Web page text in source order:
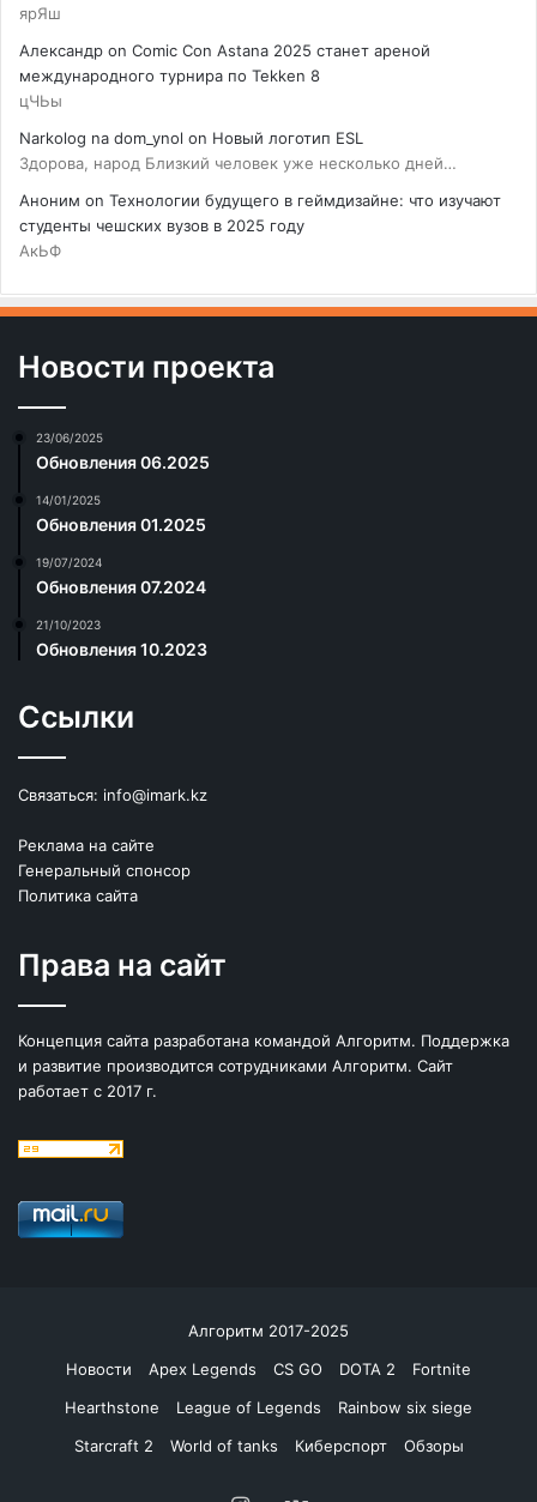
ярЯш
Александр on Comic Con Astana 2025 станет ареной
международного турнира по Tekken 8
цЧЬы
Narkolog na dom_ynol on Новый логотип ESL
Здорова, народ Близкий человек уже несколько дней…
Аноним on Технологии будущего в геймдизайне: что изучают
студенты чешских вузов в 2025 году
АкЬФ
Новости проекта
23/06/2025
Обновления 06.2025
14/01/2025
Обновления 01.2025
19/07/2024
Обновления 07.2024
21/10/2023
Обновления 10.2023
Ссылки
Связаться: info@imark.kz
Реклама на сайте
Генеральный спонсор
Политика сайта
Права на сайт
Концепция сайта разработана командой Алгоритм. Поддержка
и развитие производится сотрудниками Алгоритм. Сайт
работает с 2017 г.
Алгоритм 2017-2025
Новости
Apex Legends CS GO DOTA 2
Fortnite
Hearthstone
League of Legends
Rainbow six siege
Starcraft 2
World of tanks Киберспорт Обзоры